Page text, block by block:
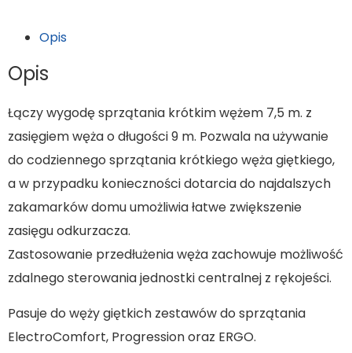
Opis
Opis
Łączy wygodę sprzątania krótkim wężem 7,5 m. z
zasięgiem węża o długości 9 m. Pozwala na używanie
do codziennego sprzątania krótkiego węża giętkiego,
a w przypadku konieczności dotarcia do najdalszych
zakamarków domu umożliwia łatwe zwiększenie
zasięgu odkurzacza.
Zastosowanie przedłużenia węża zachowuje możliwość
zdalnego sterowania jednostki centralnej z rękojeści.
Pasuje do węży giętkich zestawów do sprzątania
ElectroComfort, Progression oraz ERGO.